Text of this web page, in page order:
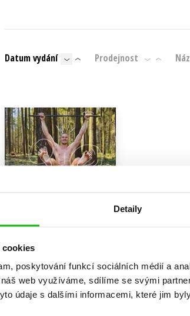
Detaily
cookies
poskytování funkcí sociálních médií a
web využíváme, sdílíme se svými
údaje s dalšími informacemi, které jim
tituly
Datum vydání Prodejnost
Zdravá chodidla, zdravá
záda
Tomáš Ďurán,